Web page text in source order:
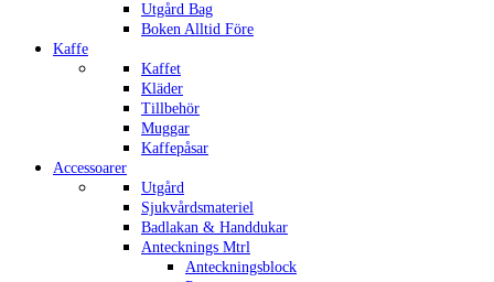
Utgård Bag
Boken Alltid Före
Kaffe
Kaffet
Kläder
Tillbehör
Muggar
Kaffepåsar
Accessoarer
Utgård
Sjukvårdsmateriel
Badlakan & Handdukar
Antecknings Mtrl
Anteckningsblock